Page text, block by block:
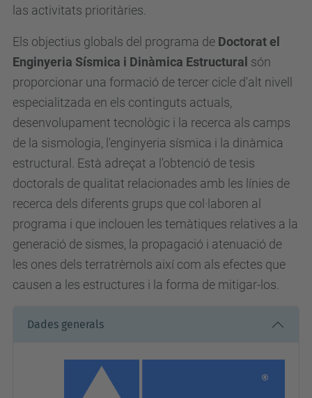
las activitats prioritàries.
Els objectius globals del programa de Doctorat el
Enginyeria Sísmica i Dinàmica Estructural són
proporcionar una formació de tercer cicle d'alt nivell
especialitzada en els continguts actuals,
desenvolupament tecnològic i la recerca als camps
de la sismologia, l'enginyeria sísmica i la dinàmica
estructural. Està adreçat a l'obtenció de tesis
doctorals de qualitat relacionades amb les línies de
recerca dels diferents grups que col·laboren al
programa i que inclouen les temàtiques relatives a la
generació de sismes, la propagació i atenuació de
les ones dels terratrèmols així com als efectes que
causen a les estructures i la forma de mitigar-los.
Dades generals